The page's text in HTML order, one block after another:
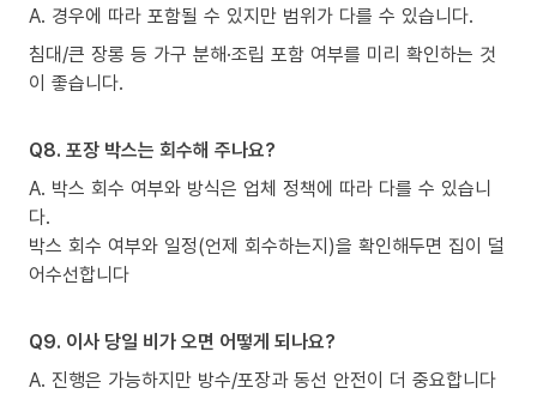
A. 경우에 따라 포함될 수 있지만 범위가 다를 수 있습니다.
침대/큰 장롱 등 가구 분해·조립 포함 여부를 미리 확인하는 것
이 좋습니다.
Q8. 포장 박스는 회수해 주나요?
A. 박스 회수 여부와 방식은 업체 정책에 따라 다를 수 있습니
다.
박스 회수 여부와 일정(언제 회수하는지)을 확인해두면 집이 덜
어수선합니다
Q9. 이사 당일 비가 오면 어떻게 되나요?
A. 진행은 가능하지만 방수/포장과 동선 안전이 더 중요합니다